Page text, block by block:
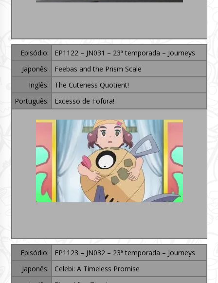
Episódio:
EP1122 – JN031 – 23ª temporada – Journeys
Japonês:
Feebas and the Prism Scale
Inglês:
The Cuteness Quotient!
Português:
Excesso de Fofura!
Episódio:
EP1123 – JN032 – 23ª temporada – Journeys
Japonês:
Celebi: A Timeless Promise